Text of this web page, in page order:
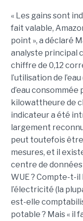
« Les gains sont
fait valable,
point », a déclaré
analyste principal
chiffre de 0,12
l’utilisation de
d’eau
kilowattheure de
indicateur a été
largement
peut toutefois être
mesures, et il
centre de
WUE ? Compte-t-il
l’électricité (la
est-elle
potable ? Mais « il